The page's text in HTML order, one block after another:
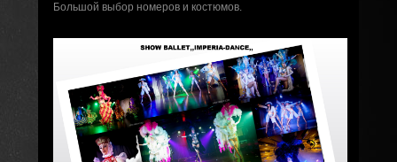
Большой выбор номеров и костюмов.